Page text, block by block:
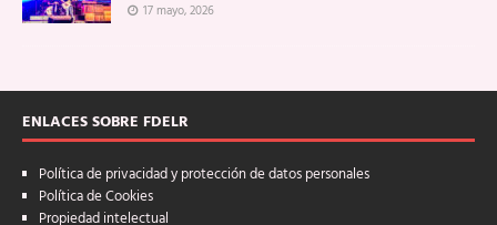
17 mayo, 2026
ENLACES SOBRE FDELR
Política de privacidad y protección de datos personales
Política de Cookies
Propiedad intelectual